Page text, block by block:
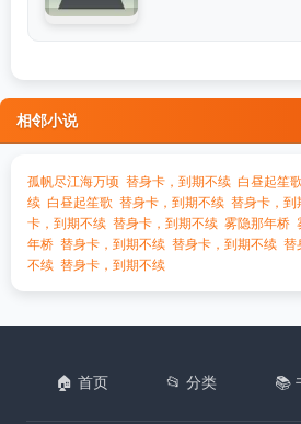
相邻小说
孤帆尽江海万顷 替身卡，到期不续 白昼起笙歌
续 白昼起笙歌 替身卡，到期不续 替身卡，到
卡，到期不续 替身卡，到期不续 雾隐那年桥
年桥 替身卡，到期不续 替身卡，到期不续 替
不续 替身卡，到期不续
🏠 首页 📂 分类 📚